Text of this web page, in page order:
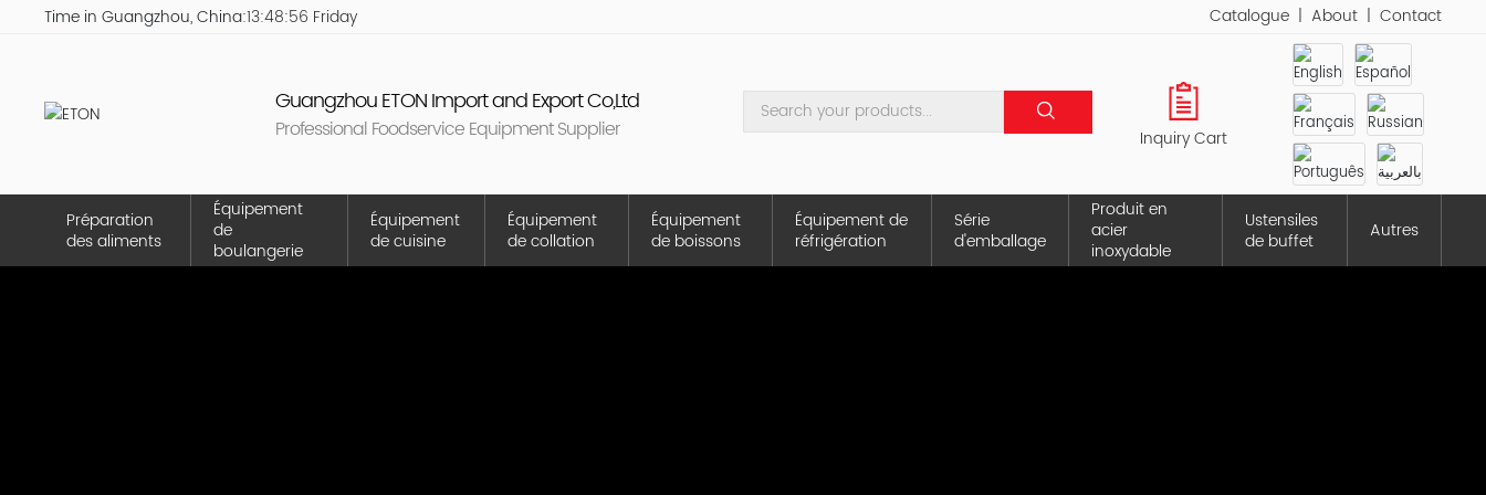
Time in Guangzhou, China:13:48:56 Friday Catalogue| About| Contact
Guangzhou ETON Import and Export Co,Ltd
Professional Foodservice Equipment Supplier Inquiry Cart
Préparation
des aliments
Équipement
de
boulangerie
Équipement
de cuisine
Équipement
de collation
Équipement
de boissons
Équipement de
réfrigération
Série
d'emballage
Produit en
acier
inoxydable
Ustensiles
de buffet
Autres